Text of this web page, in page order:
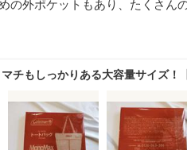
の外ポケットもあり、たくさん
マチもしっかりある大容量サイズ